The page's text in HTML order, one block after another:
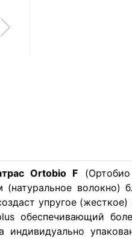
Ortobio F
волокно)
упругое
обеспечивающий